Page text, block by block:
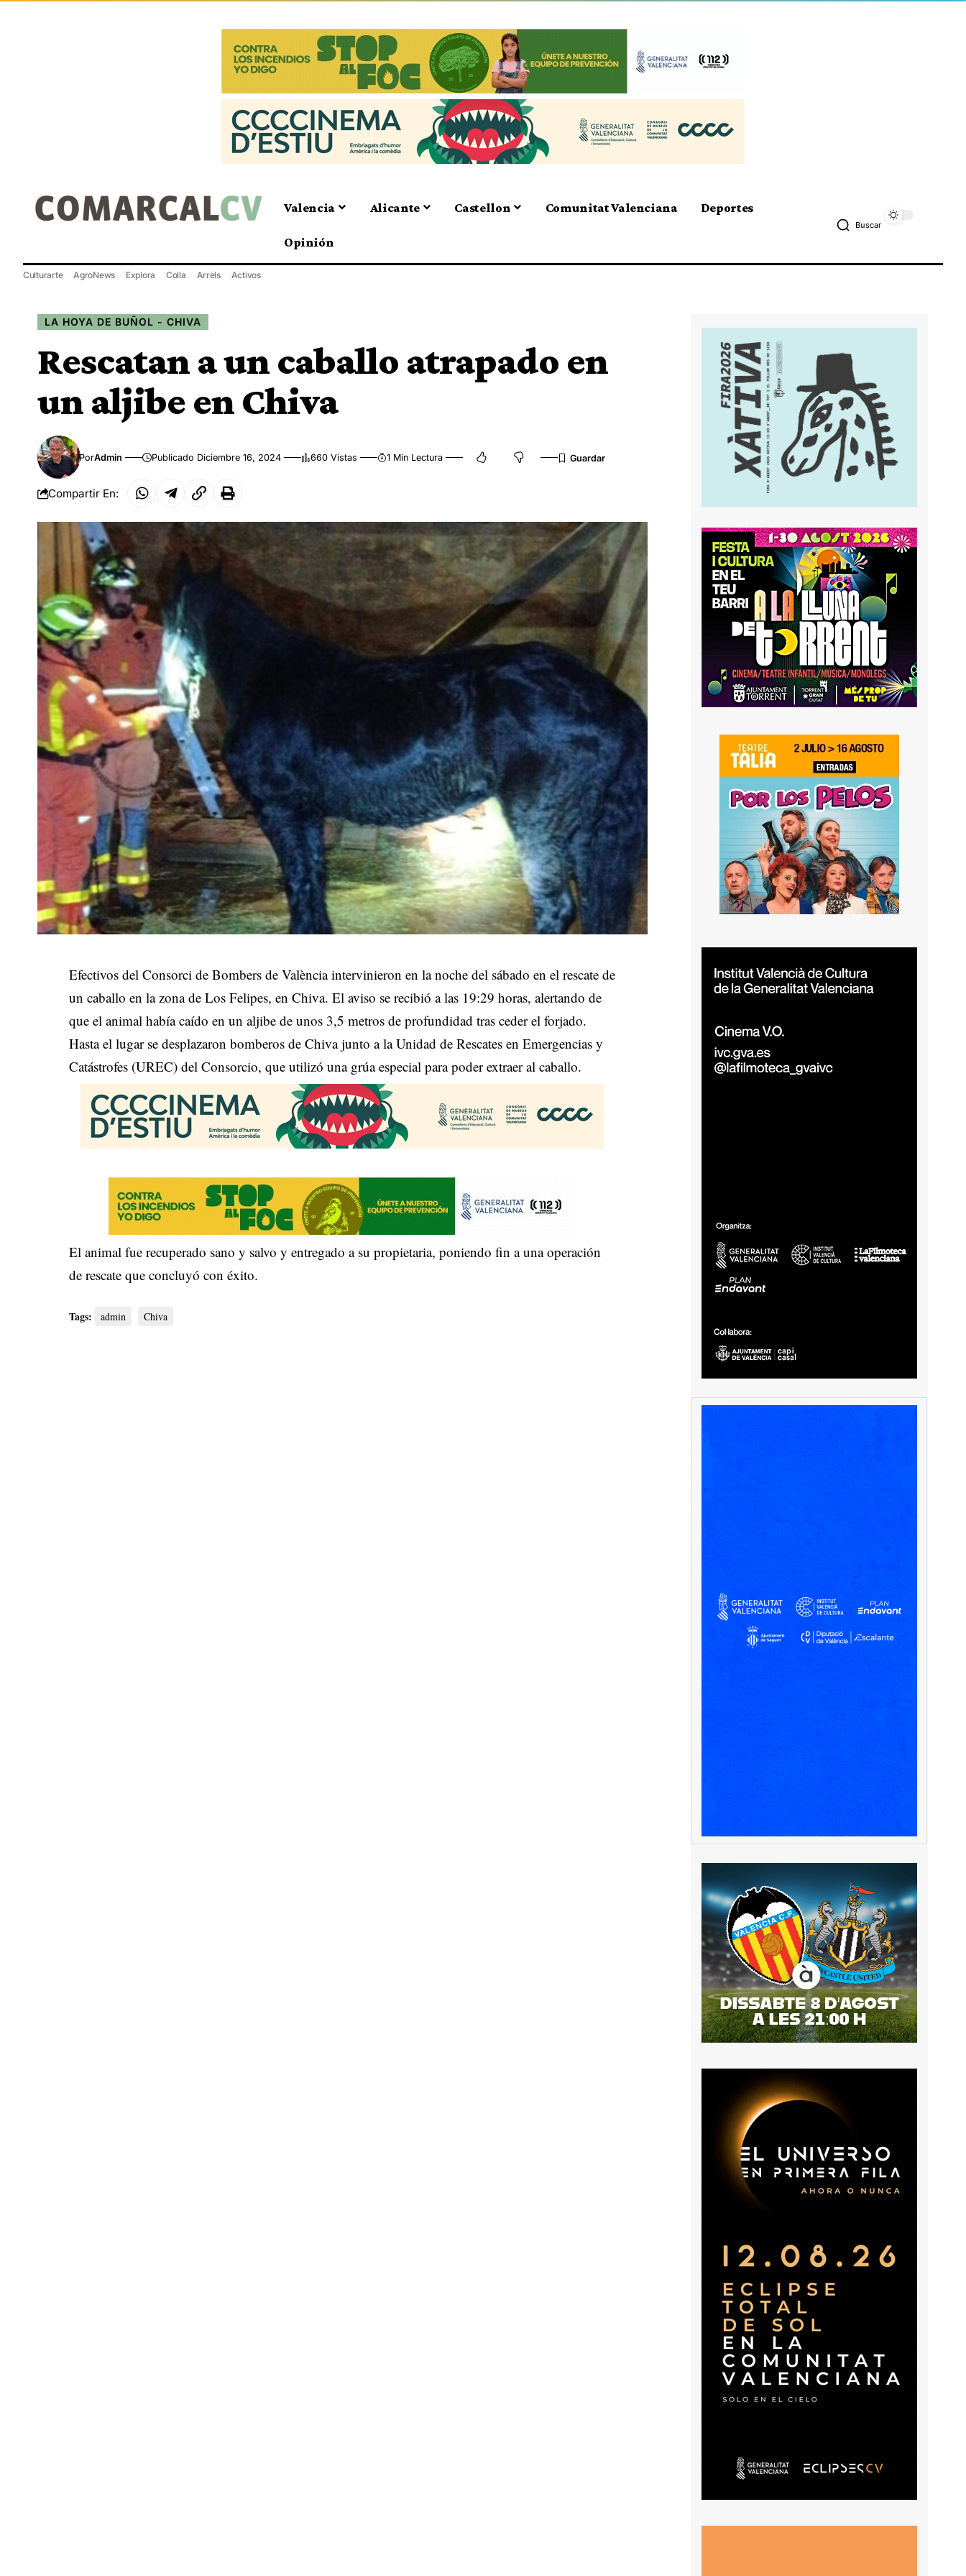
Valencia Alicante Castellon Comunitat Valenciana Deportes
Opinión
Buscar
Culturarte AgroNews Explora Colla Arrels Activos
LA HOYA DE BUÑOL - CHIVA
Rescatan a un caballo atrapado en
un aljibe en Chiva
PorAdmin Publicado Diciembre 16, 2024 660 Vistas 1 Min Lectura
Compartir En:
Efectivos del Consorci de Bombers de València intervinieron en la noche del sábado en el rescate de
un caballo en la zona de Los Felipes, en Chiva. El aviso se recibió a las 19:29 horas, alertando de
que el animal había caído en un aljibe de unos 3,5 metros de profundidad tras ceder el forjado.
Hasta el lugar se desplazaron bomberos de Chiva junto a la Unidad de Rescates en Emergencias y
Catástrofes (UREC) del Consorcio, que utilizó una grúa especial para poder extraer al caballo.
El animal fue recuperado sano y salvo y entregado a su propietaria, poniendo fin a una operación
de rescate que concluyó con éxito.
Tags: admin Chiva